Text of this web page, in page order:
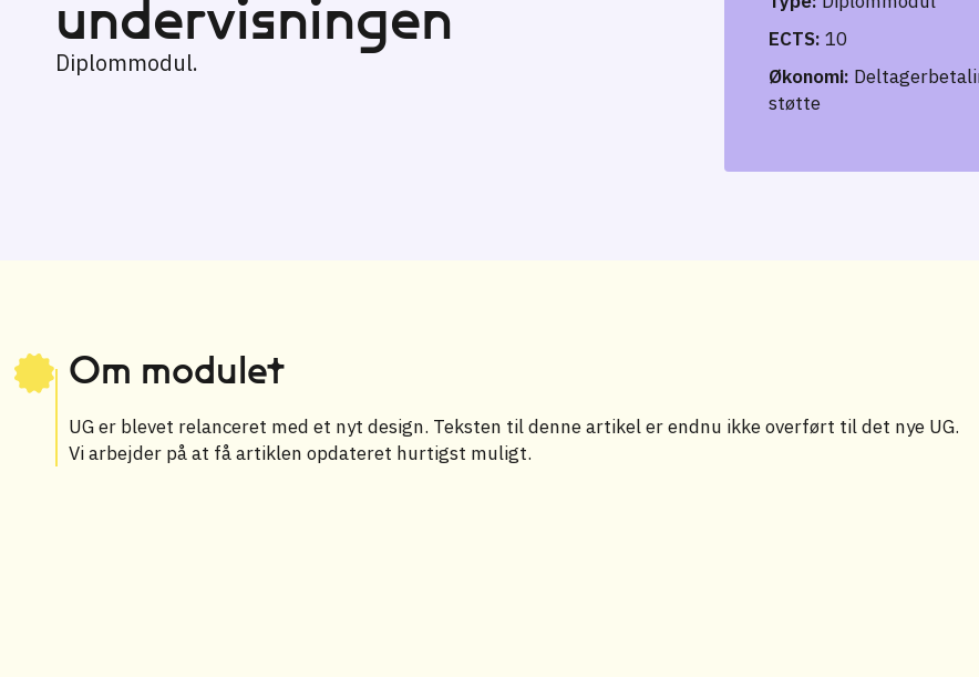
undervisningen
Diplommodul.
ECTS: 10
Økonomi:
støtte
Om modulet
UG er blevet relanceret med et nyt design. Teksten til denne artikel er endnu ikke overført til det nye UG.
Vi arbejder på at få artiklen opdateret hurtigst muligt.